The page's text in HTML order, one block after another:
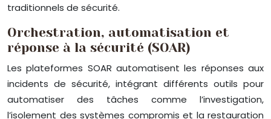
traditionnels de sécurité.
Orchestration, automatisation et
réponse à la sécurité (SOAR)
Les plateformes SOAR automatisent les réponses aux
incidents de sécurité, intégrant différents outils pour
automatiser des tâches comme l’investigation,
l’isolement des systèmes compromis et la restauration